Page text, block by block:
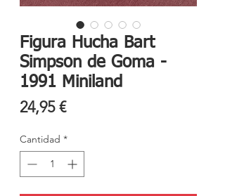
Figura Hucha Bart
Simpson de Goma -
1991 Miniland
24,95 €Precio
Cantidad *